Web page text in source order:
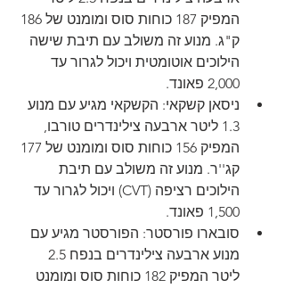
ק"ג. מנוע זה משולב עם תיבת שישה
הילוכים אוטומטית ויכול לגרור עד
2,000 פאונד.
ניסאן קשקאי: הקשקאי מגיע עם מנוע
1.3 ליטר ארבעה צילינדרים טורבו,
קג''ר. מנוע זה משולב עם תיבת
הילוכים רציפה (CVT) ויכול לגרור עד
1,500 פאונד.
סובארו פורסטר: הפורסטר מגיע עם
ליטר המפיק 182 כוחות סוס ומומנט